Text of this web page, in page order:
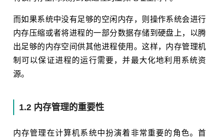
而如果系统中没有足够的空闲内存，则操作系统会进行
内存压缩或者将进程的一部分数据存储到硬盘上，以腾
出足够的内存空间供其他进程使用。这样，内存管理机
制可以保证进程的运行需要，并最大化地利用系统资
源。
1.2 内存管理的重要性
内存管理在计算机系统中扮演着非常重要的角色。首